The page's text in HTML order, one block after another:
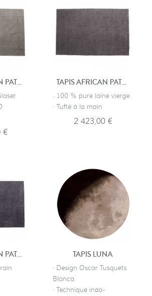
TAPIS AFRICAN PATTERN 1
€
TAPIS AFRICAN PATTERN 2
· 100 % pure laine vierge
· Tufté à la main
2 423,00 €
TAPIS AFRICAN PATTERN 3 TAPIS LUNA
· Design Oscar Tusquets
Blanca
· Technique indo-